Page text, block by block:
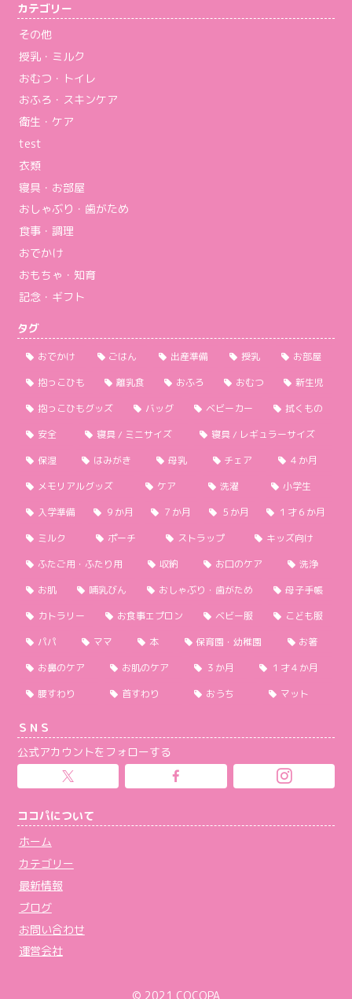
カテゴリー
その他
授乳・ミルク
おむつ・トイレ
おふろ・スキンケア
衛生・ケア
test
衣類
寝具・お部屋
おしゃぶり・歯がため
食事・調理
おでかけ
おもちゃ・知育
記念・ギフト
タグ
おでかけ ごはん 出産準備 授乳
お部屋
抱っこひも
離乳食 おふろ おむつ
新生児
抱っこひもグッズ
バッグ ベビーカー
拭くもの
安全
寝具 / ミニサイズ
寝具 / レギュラーサイズ
保湿
はみがき 母乳 チェア
４か月
メモリアルグッズ
ケア 洗濯
小学生
入学準備
９か月 ７か月 ５か月
１才６か月
ミルク
ポーチ ストラップ
キッズ向け
ふたご用・ふたり用
収納 お口のケア
洗浄
お肌
哺乳びん おしゃぶり・歯がため
母子手帳
カトラリー
お食事エプロン ベビー服
こども服
パパ
ママ 本 保育園・幼稚園
お箸
お鼻のケア
お肌のケア ３か月
１才４か月
腰すわり
首すわり おうち マット
ＳＮＳ
公式アカウントをフォローする
ココパについて
ホーム
カテゴリー
最新情報
ブログ
お問い合わせ
運営会社
© 2021 COCOPA